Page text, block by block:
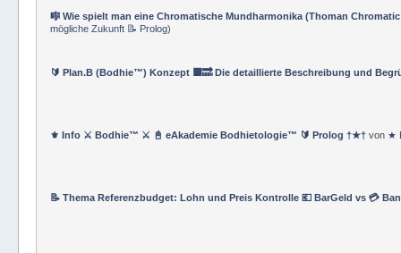
🎼 Wie spielt man eine Chromatische Mundharmonika (Thoman
mögliche Zukunft 📝 Prolog)
🔰 Plan.B (Bodhie™) Konzept 🟪🔜 Die detaillierte Beschreibung und
⚜ Info ⚔ Bodhie™ ⚔ 📓 eAkademie Bodhietologie™ 🔰 Prolog †★†von ★
📝 Thema Referenzbudget: Lohn und Preis Kontrolle 💶 BarGeld vs 💳